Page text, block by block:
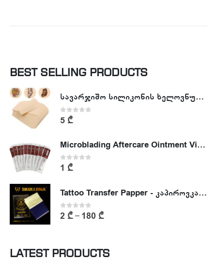
BEST SELLING PRODUCTS
სავარჯიშო სილიკონის ხელოვნური კანი - Tattoo Practike skin
0out of 5
5 ₾
Microblading Aftercare Ointment Vitamin A&D
0 out of 5
1 ₾
Tattoo Transfer Papper - კაპიროვკა - ტატუს ესკიზის კოპირების ქაღალდი
0out of 5
2 ₾– 180 ₾
LATEST PRODUCTS